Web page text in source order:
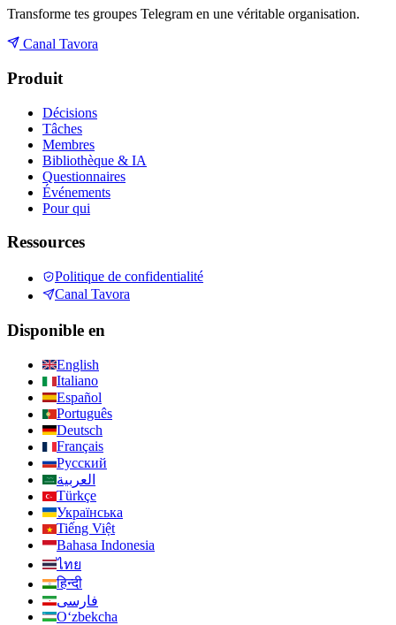
Transforme tes groupes Telegram en une véritable organisation.
Canal Tavora
Produit
Décisions
Tâches
Membres
Bibliothèque & IA
Questionnaires
Événements
Pour qui
Ressources
Politique de confidentialité
Canal Tavora
Disponible en
English
Italiano
Español
Português
Deutsch
Français
Русский
العربية
Türkçe
Українська
Tiếng Việt
Bahasa Indonesia
ไทย
हिन्दी
فارسی
Oʻzbekcha